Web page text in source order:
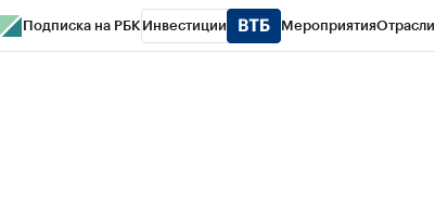
Подписка на РБК Инвестиции МероприятияОтрасли